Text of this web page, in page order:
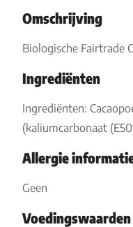
Omschrijving
Biologische Fairtrade
Ingrediënten
Ingrediënten:
(kaliumcarbonaat
Allergie
Geen
Voedingswaarden